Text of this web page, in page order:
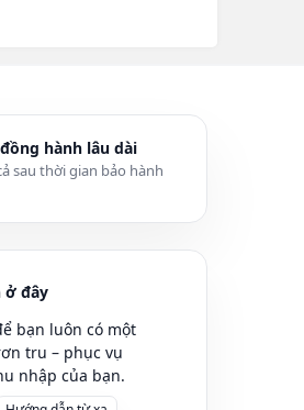
hành lâu dài
sau thời gian bảo hành
ở đây
bạn luôn có một
tru – phục vụ
nhập của bạn.